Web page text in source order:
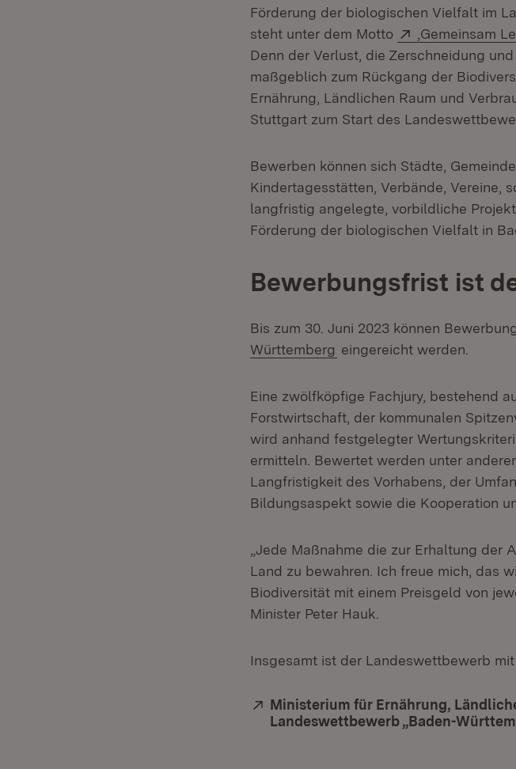
Förderung der biologischen Vielfalt im
steht unter dem Motto
Extern:
‚Gemeinsam
Denn der Verlust, die Zerschneidung
maßgeblich zum Rückgang der
Ernährung, Ländlichen Raum und
Stuttgart zum Start des
Bewerben können sich Städte,
Kindertagesstätten, Verbände, Vereine,
langfristig angelegte, vorbildliche
Förderung der biologischen Vielfalt in
Bewerbungsfrist ist
Bis zum 30. Juni 2023 können
Württemberg (Öffnet in neuem Fenster)
eingereicht werden.
Eine zwölfköpfige Fachjury, bestehend
Forstwirtschaft, der kommunalen
wird anhand festgelegter
ermitteln. Bewertet werden unter
Langfristigkeit des Vorhabens, der
Bildungsaspekt sowie die Kooperation
„Jede Maßnahme die zur Erhaltung
Land zu bewahren. Ich freue mich, das
Biodiversität mit einem Preisgeld von
Minister Peter Hauk.
Insgesamt ist der Landeswettbewerb mit
Extern:
Ministerium für Ernährung,
Landeswettbewerb „Baden-